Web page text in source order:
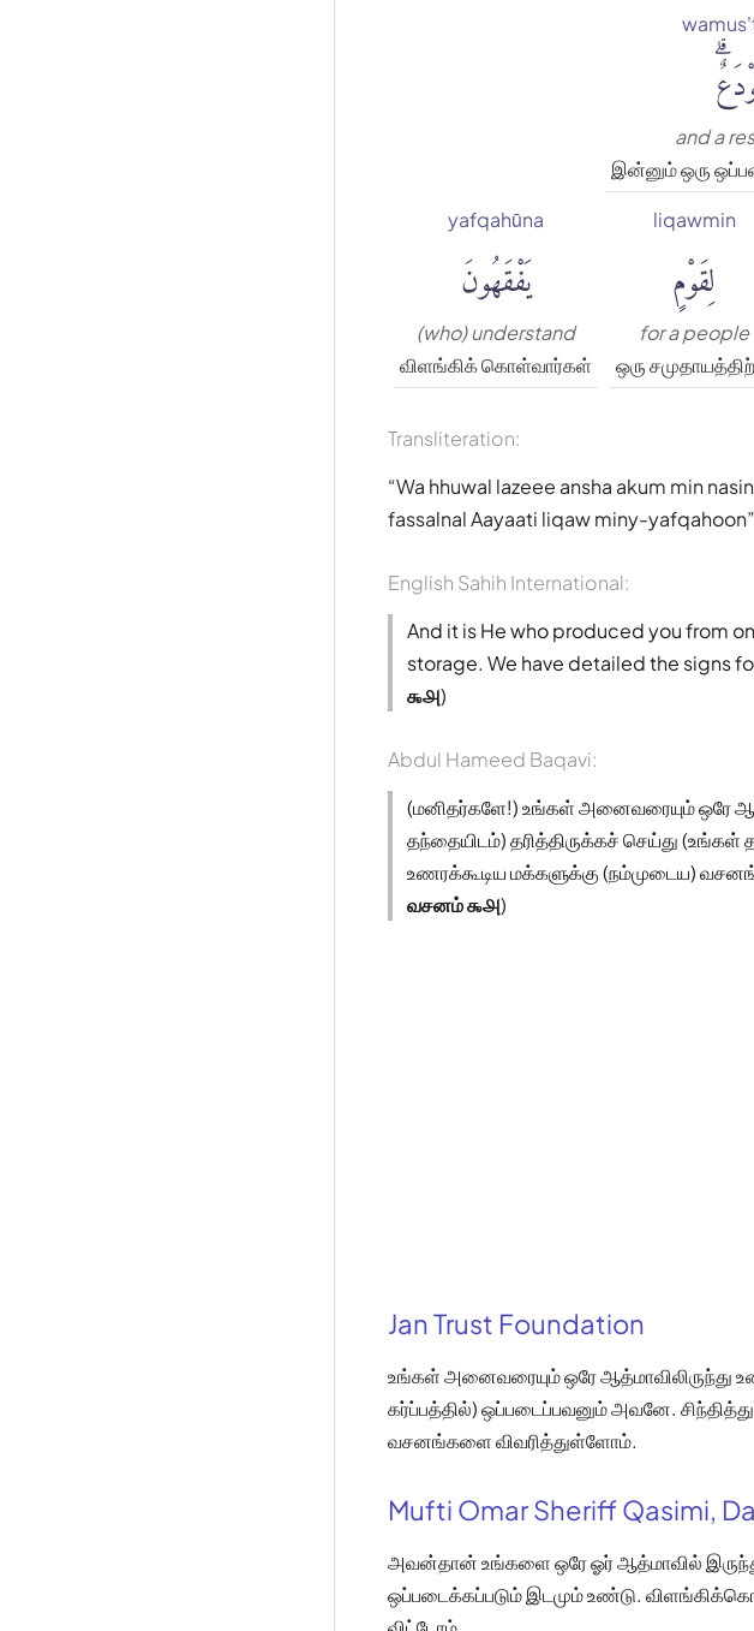
and a
இன்னும் ஒரு
liqawmin
لِقَوْمٍ
for a people
ஒரு
yafqahūna
يَفْقَهُونَ
(who) understand
விளங்கிக் கொள்வார்கள்
Transliteration:
Wa hhuwal lazeee ansha akum min
fassalnal Aayaati liqaw miny-yafqahoon
English Sahih International:
And it is He who produced you from
storage. We have detailed the signs
௯௮)
Abdul Hameed Baqavi:
(மனிதர்களே!) உங்கள் அனைவரையும் ஒரே
தந்தையிடம்) தரித்திருக்கச் செய்து (உங்கள்
உணரக்கூடிய மக்களுக்கு (நம்முடைய)
வசனம் ௯௮)
Jan Trust Foundation
உங்கள் அனைவரையும் ஒரே ஆத்மாவிலிருந்து
கர்ப்பத்தில்) ஒப்படைப்பவனும் அவனே.
வசனங்களை விவரித்துள்ளோம்.
Mufti Omar Sheriff Qasimi,
அவன்தான் உங்களை ஒரே ஓர் ஆத்மாவில்
ஒப்படைக்கப்படும் இடமும் உண்டு.